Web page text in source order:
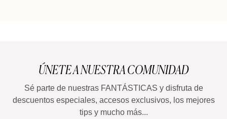
ÚNETE A NUESTRA COMUNIDAD
Sé parte de nuestras FANTÁSTICAS y disfruta de
descuentos especiales, accesos exclusivos, los mejores
tips y mucho más...